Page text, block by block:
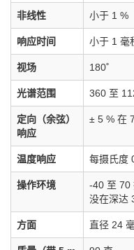
非线性 小于 1 %
响应时间 小于 1 毫
视场 180˚
光谱范围 360 至
定向（余弦）
响应
± 5 % 在
温度响应 每摄氏度
操作环境
-40 至 70
没在深达
方面 直径 24